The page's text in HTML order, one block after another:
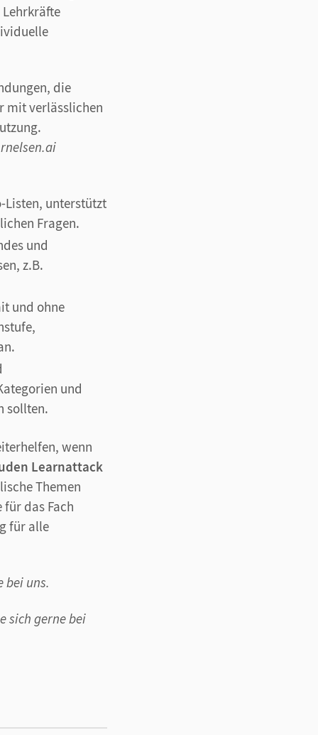
die
mit verlässlichen
Listen, unterstützt
Fragen.
und
z.B.
und ohne
und
sollten.
wenn
Learnattack
Themen
das Fach
für alle
bei uns.
sich gerne bei